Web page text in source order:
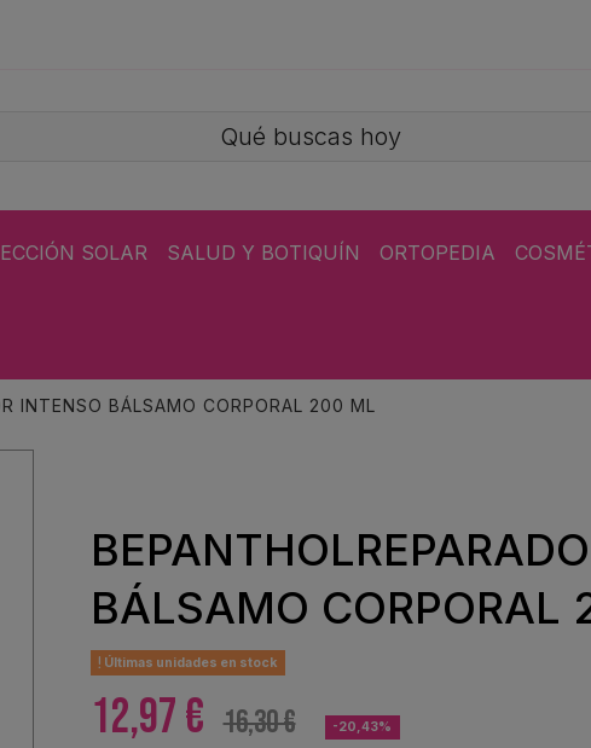
SOLAR SALUD Y BOTIQUÍN ORTOPEDIA
INTENSO BÁLSAMO CORPORAL 200 ML
BÁLSAMO CORPORAL
Últimas unidades en stock
12,97 € 16,30 € -20,43%